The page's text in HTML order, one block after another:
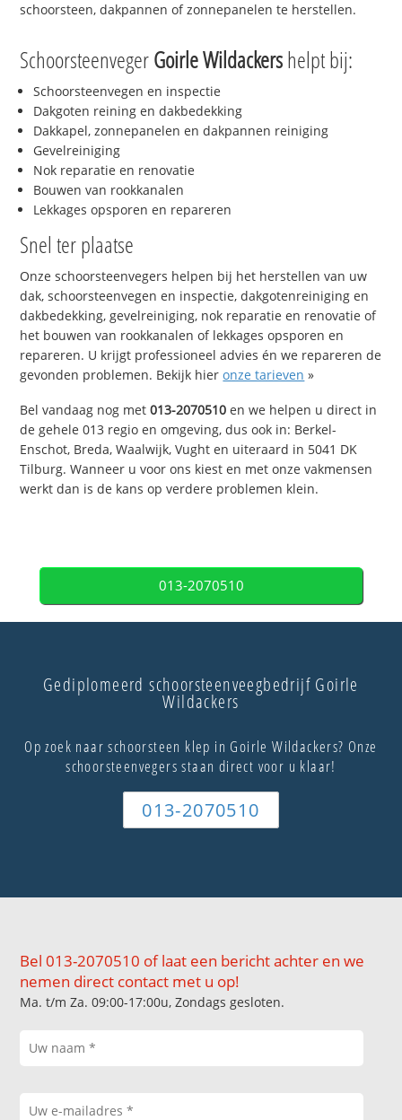
schoorsteen, dakpannen of zonnepanelen te herstellen.
SchoorsteenvegerGoirle Wildackershelpt bij:
Schoorsteenvegen en inspectie
Dakgoten reining en dakbedekking
Dakkapel, zonnepanelen en dakpannen reiniging
Gevelreiniging
Nok reparatie en renovatie
Bouwen van rookkanalen
Lekkages opsporen en repareren
Snel ter plaatse
Onze schoorsteenvegers helpen bij het herstellen van uw
dak, schoorsteenvegen en inspectie, dakgotenreiniging en
dakbedekking, gevelreiniging, nok reparatie en renovatie of
het bouwen van rookkanalen of lekkages opsporen en
repareren. U krijgt professioneel advies én we repareren de
gevonden problemen. Bekijk hieronze tarieven »
Bel vandaag nog met013-2070510 en we helpen u direct in
de gehele 013 regio en omgeving, dus ook in: Berkel-
Enschot, Breda, Waalwijk, Vught en uiteraard in 5041 DK
Tilburg. Wanneer u voor ons kiest en met onze vakmensen
werkt dan is de kans op verdere problemen klein.
013-2070510
Gediplomeerd schoorsteenveegbedrijf Goirle
Wildackers
Op zoek naar schoorsteen klep in Goirle Wildackers? Onze
schoorsteenvegers staan direct voor u klaar!
013-2070510
Bel 013-2070510 of laat een bericht achter en we
nemen direct contact met u op!
Ma. t/m Za. 09:00-17:00u, Zondags gesloten.